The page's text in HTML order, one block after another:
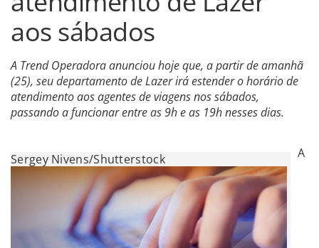
aos sábados
A Trend Operadora anunciou hoje que, a partir de amanhã
(25), seu departamento de Lazer irá estender o horário de
atendimento aos agentes de viagens nos sábados,
passando a funcionar entre as 9h e as 19h nesses dias.
Sergey Nivens/Shutterstock A